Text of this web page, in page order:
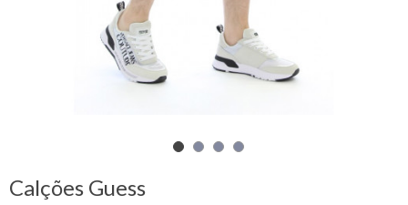
Marcas
Calções Guess